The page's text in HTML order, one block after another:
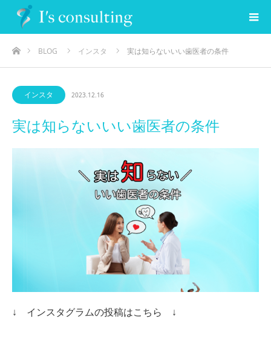
ホームBLOG インスタ 実は知らないいい歯医者の条件
インスタ 2023.12.16
実は知らないいい歯医者の条件
↓ インスタグラムの投稿はこちら ↓